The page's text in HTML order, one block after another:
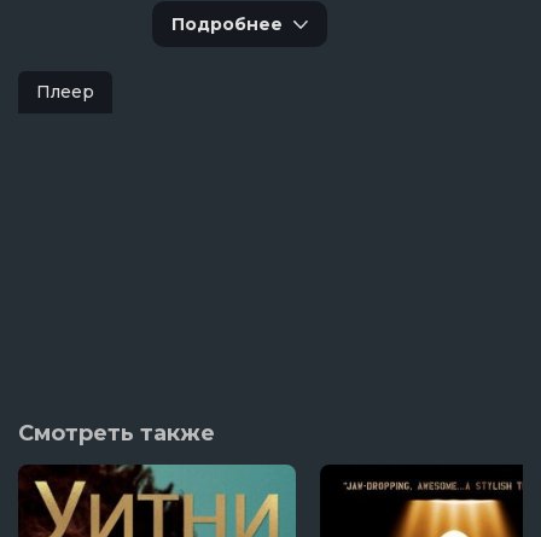
Подробнее
Плеер
Смотреть также